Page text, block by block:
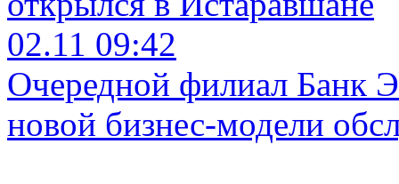
02.11 09:42
Очередной филиал Банк
новой бизнес-модели